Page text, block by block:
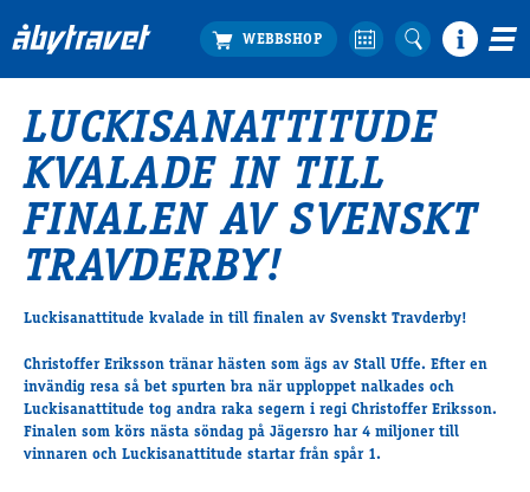
Köp biljett
Travprogrammet
Boka ställplats
Bra att veta
Restauranger
Nybörjar­guide
Presentkort
Tävlingsdagar
FAQ
LUCKISANATTITUDE
KVALADE IN TILL
FINALEN AV SVENSKT
TRAVDERBY!
Luckisanattitude kvalade in till finalen av Svenskt Travderby!
Christoffer Eriksson tränar hästen som ägs av Stall Uffe. Efter en
invändig resa så bet spurten bra när upploppet nalkades och
Luckisanattitude tog andra raka segern i regi Christoffer Eriksson.
Finalen som körs nästa söndag på Jägersro har 4 miljoner till
vinnaren och Luckisanattitude startar från spår 1.